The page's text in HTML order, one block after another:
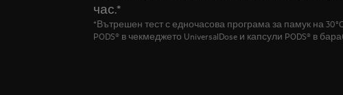
час.*
*Вътрешен тест с едночасова програма за памук на
PODS® в чекмеджето UniversalDose и капсули PODS® в